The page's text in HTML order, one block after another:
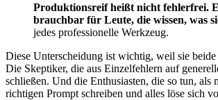
Produktionsreif heißt nicht fehlerfrei.
brauchbar für Leute, die wissen, was
jedes professionelle Werkzeug.
Diese Unterscheidung ist wichtig, weil sie
Die Skeptiker, die aus Einzelfehlern auf
schließen. Und die Enthusiasten, die so tun, als
richtigen Prompt schreiben und alles löse sich